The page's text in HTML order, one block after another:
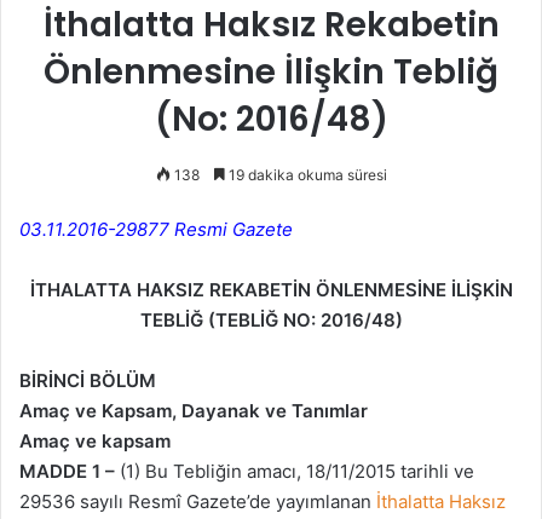
İthalatta Haksız Rekabetin
Önlenmesine İlişkin Tebliğ
(No: 2016/48)
138 19 dakika okuma süresi
03.11.2016-29877 Resmi Gazete
İTHALATTA HAKSIZ REKABETİN ÖNLENMESİNE İLİŞKİN
TEBLİĞ (TEBLİĞ NO: 2016/48)
BİRİNCİ BÖLÜM
Amaç ve Kapsam, Dayanak ve Tanımlar
Amaç ve kapsam
MADDE 1 – (1) Bu Tebliğin amacı, 18/11/2015 tarihli ve
29536 sayılı Resmî Gazete’de yayımlanan İthalatta Haksız